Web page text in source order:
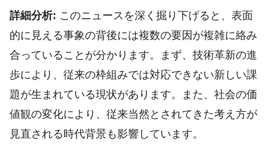
詳細分析: このニュースを深く掘り下げると、表面
的に見える事象の背後には複数の要因が複雑に絡み
合っていることが分かります。まず、技術革新の進
歩により、従来の枠組みでは対応できない新しい課
題が生まれている現状があります。また、社会の価
値観の変化により、従来当然とされてきた考え方が
見直される時代背景も影響しています。